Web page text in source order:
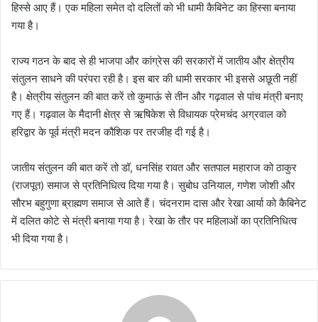
हिस्से आए हैं। एक महिला समेत दो दलितों को भी धामी कैबिनेट का हिस्सा बनाया
गया है।
राज्य गठन के बाद से ही भाजपा और कांग्रेस की सरकारों में जातीय और क्षेत्रीय
संतुलन साधने की परंपरा रही है। इस बार की धामी सरकार भी इससे अछूती नहीं
है। क्षेत्रीय संतुलन की बात करें तो कुमाऊं से तीन और गढ़वाल से पांच मंत्री बनाए
गए हैं। गढ़वाल के मैदानी क्षेत्र से ऋषिकेश से विधायक प्रेमचंद अग्रवाल को
हरिद्वार के पूर्व मंत्री मदन कौशिक पर तरजीह दी गई है।
जातीय संतुलन की बात करें तो डॉ, धनसिंह रावत और सतपाल महाराज को ठाकुर
(राजपूत) समाज से प्रतिनिधित्व दिया गया है। सुबोध उनियाल, गणेश जोशी और
सौरभ बहुगुणा ब्राह्मण समाज से आते हैं। चंदनराम दास और रेखा आर्या को कैबिनेट
में दलित कोटे से मंत्री बनाया गया है। रेखा के तौर पर महिलाओं का प्रतिनिधित्व
भी दिया गया है।